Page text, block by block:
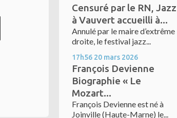
Censuré par le RN, Jazz
à Vauvert accueilli à...
Annulé par le maire d’extrême
droite, le festival jazz...
17h56 20 mars 2026
François Devienne
Biographie « Le
Mozart...
François Devienne est né à
Joinville (Haute-Marne) le...